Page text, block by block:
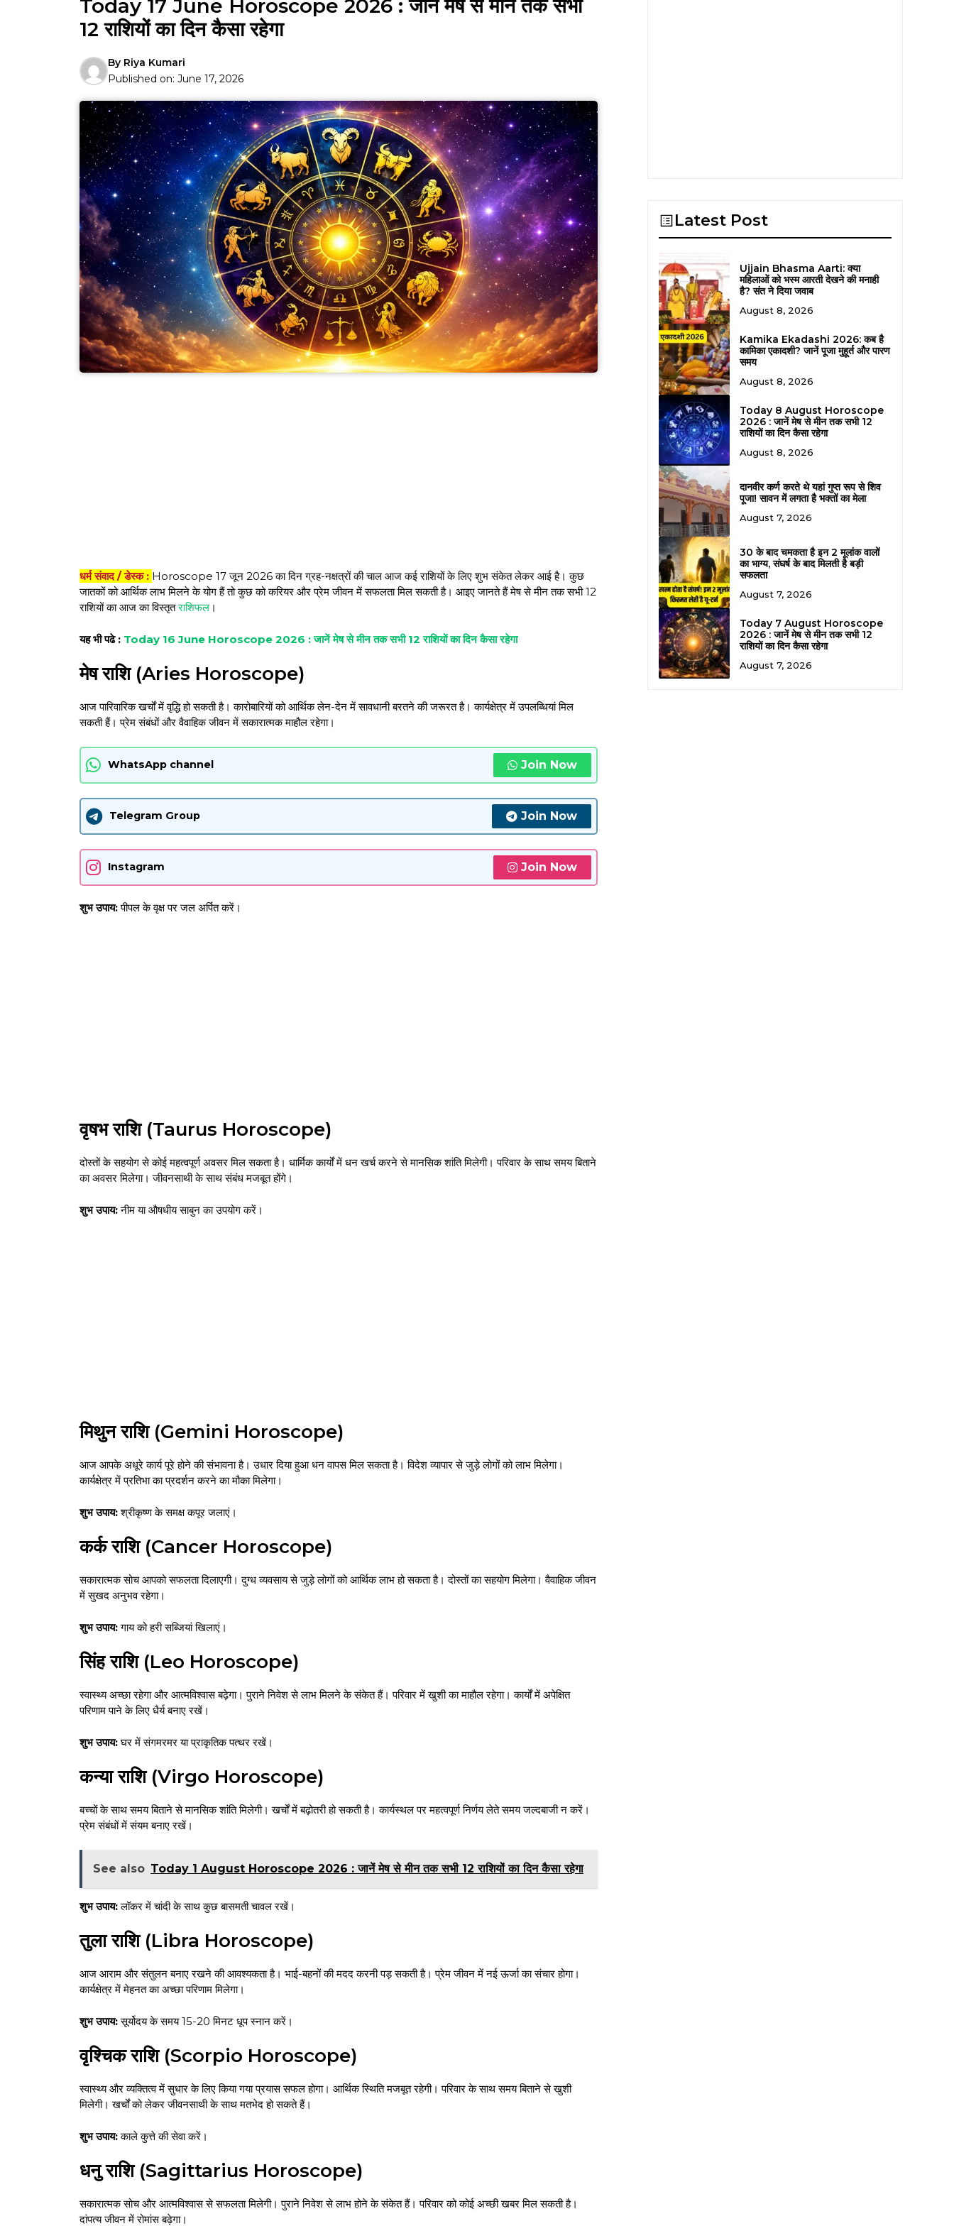
Today 17 June Horoscope 2026 : जानें मेष से मीन तक सभी
12 राशियों का दिन कैसा रहेगा
By Riya Kumari
Published on: June 17, 2026
धर्म संवाद / डेस्क : Horoscope 17 जून 2026 का दिन ग्रह-नक्षत्रों की चाल आज कई राशियों के लिए शुभ संकेत लेकर आई है। कुछ
जातकों को आर्थिक लाभ मिलने के योग हैं तो कुछ को करियर और प्रेम जीवन में सफलता मिल सकती है। आइए जानते हैं मेष से मीन तक सभी 12
राशियों का आज का विस्तृतराशिफल ।
यह भी पढे : Today 16 June Horoscope 2026 : जानें मेष से मीन तक सभी 12 राशियों का दिन कैसा रहेगा
मेष राशि (Aries Horoscope)
आज पारिवारिक खर्चों में वृद्धि हो सकती है। कारोबारियों को आर्थिक लेन-देन में सावधानी बरतने की जरूरत है। कार्यक्षेत्र में उपलब्धियां मिल
सकती हैं। प्रेम संबंधों और वैवाहिक जीवन में सकारात्मक माहौल रहेगा।
WhatsApp channel Join Now
Telegram Group Join Now
Instagram Join Now
शुभ उपाय:पीपल के वृक्ष पर जल अर्पित करें।
वृषभ राशि (Taurus Horoscope)
दोस्तों के सहयोग से कोई महत्वपूर्ण अवसर मिल सकता है। धार्मिक कार्यों में धन खर्च करने से मानसिक शांति मिलेगी। परिवार के साथ समय बिताने
का अवसर मिलेगा। जीवनसाथी के साथ संबंध मजबूत होंगे।
शुभ उपाय:नीम या औषधीय साबुन का उपयोग करें।
मिथुन राशि (Gemini Horoscope)
आज आपके अधूरे कार्य पूरे होने की संभावना है। उधार दिया हुआ धन वापस मिल सकता है। विदेश व्यापार से जुड़े लोगों को लाभ मिलेगा।
कार्यक्षेत्र में प्रतिभा का प्रदर्शन करने का मौका मिलेगा।
शुभ उपाय:श्रीकृष्ण के समक्ष कपूर जलाएं।
कर्क राशि (Cancer Horoscope)
सकारात्मक सोच आपको सफलता दिलाएगी। दुग्ध व्यवसाय से जुड़े लोगों को आर्थिक लाभ हो सकता है। दोस्तों का सहयोग मिलेगा। वैवाहिक जीवन
में सुखद अनुभव रहेगा।
शुभ उपाय:गाय को हरी सब्जियां खिलाएं।
सिंह राशि (Leo Horoscope)
स्वास्थ्य अच्छा रहेगा और आत्मविश्वास बढ़ेगा। पुराने निवेश से लाभ मिलने के संकेत हैं। परिवार में खुशी का माहौल रहेगा। कार्यों में अपेक्षित
परिणाम पाने के लिए धैर्य बनाए रखें।
शुभ उपाय:घर में संगमरमर या प्राकृतिक पत्थर रखें।
कन्या राशि (Virgo Horoscope)
बच्चों के साथ समय बिताने से मानसिक शांति मिलेगी। खर्चों में बढ़ोतरी हो सकती है। कार्यस्थल पर महत्वपूर्ण निर्णय लेते समय जल्दबाजी न करें।
प्रेम संबंधों में संयम बनाए रखें।
See also Today 1 August Horoscope 2026 : जानें मेष से मीन तक सभी 12 राशियों का दिन कैसा रहेगा
शुभ उपाय:लॉकर में चांदी के साथ कुछ बासमती चावल रखें।
तुला राशि (Libra Horoscope)
आज आराम और संतुलन बनाए रखने की आवश्यकता है। भाई-बहनों की मदद करनी पड़ सकती है। प्रेम जीवन में नई ऊर्जा का संचार होगा।
कार्यक्षेत्र में मेहनत का अच्छा परिणाम मिलेगा।
शुभ उपाय:सूर्योदय के समय 15-20 मिनट धूप स्नान करें।
वृश्चिक राशि (Scorpio Horoscope)
स्वास्थ्य और व्यक्तित्व में सुधार के लिए किया गया प्रयास सफल होगा। आर्थिक स्थिति मजबूत रहेगी। परिवार के साथ समय बिताने से खुशी
मिलेगी। खर्चों को लेकर जीवनसाथी के साथ मतभेद हो सकते हैं।
शुभ उपाय:काले कुत्ते की सेवा करें।
धनु राशि (Sagittarius Horoscope)
सकारात्मक सोच और आत्मविश्वास से सफलता मिलेगी। पुराने निवेश से लाभ होने के संकेत हैं। परिवार को कोई अच्छी खबर मिल सकती है।
दांपत्य जीवन में रोमांस बढ़ेगा।
Latest Post
Ujjain Bhasma Aarti: क्या
महिलाओं को भस्म आरती देखने की मनाही
है? संत ने दिया जवाब
August 8, 2026
Kamika Ekadashi 2026: कब है
कामिका एकादशी? जानें पूजा मुहूर्त और पारण
समय
August 8, 2026
Today 8 August Horoscope
2026 : जानें मेष से मीन तक सभी 12
राशियों का दिन कैसा रहेगा
August 8, 2026
दानवीर कर्ण करते थे यहां गुप्त रूप से शिव
पूजा! सावन में लगता है भक्तों का मेला
August 7, 2026
30 के बाद चमकता है इन 2 मूलांक वालों
का भाग्य, संघर्ष के बाद मिलती है बड़ी
सफलता
August 7, 2026
Today 7 August Horoscope
2026 : जानें मेष से मीन तक सभी 12
राशियों का दिन कैसा रहेगा
August 7, 2026